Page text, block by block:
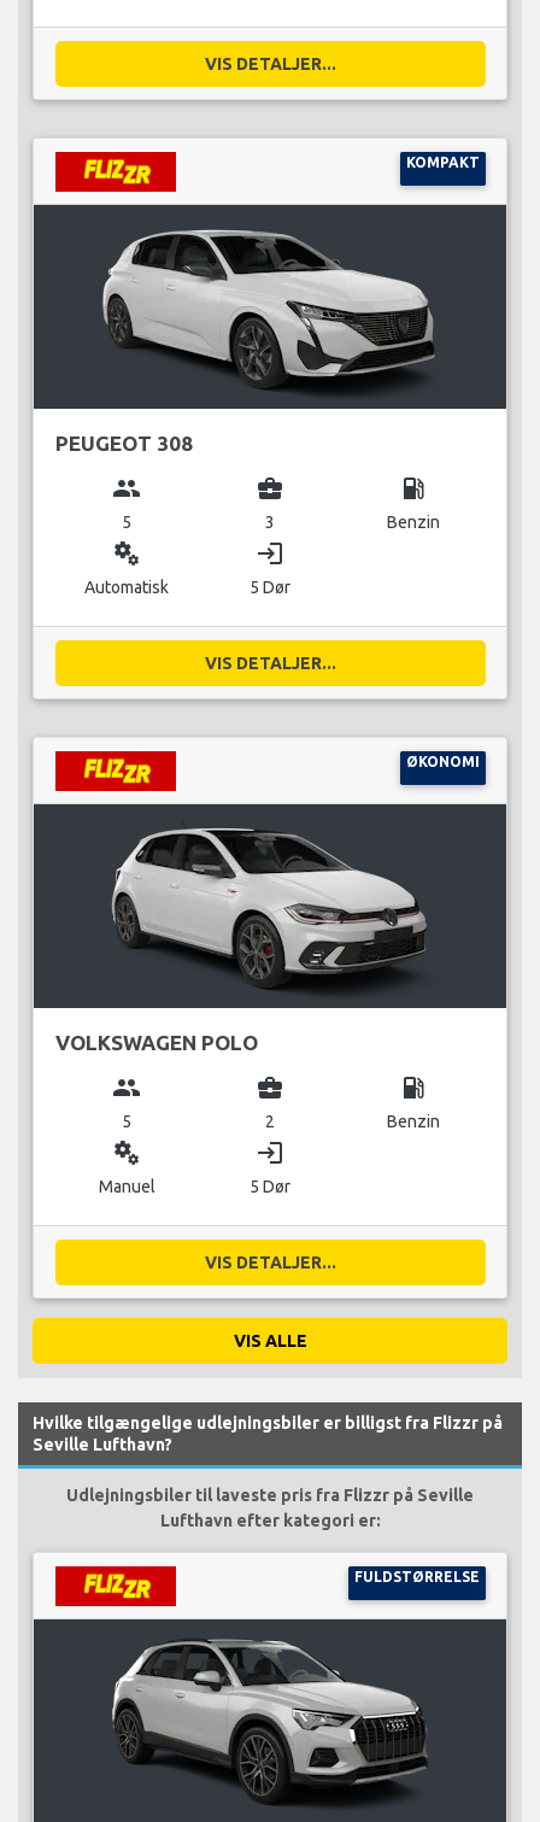
VIS DETALJER...
KOMPAKT
PEUGEOT 308
group
5
business_center
3
local_gas_station
Benzin
miscellaneous_services
Automatisk
login
5 Dør
VIS DETALJER...
ØKONOMI
VOLKSWAGEN POLO
group
5
business_center
2
local_gas_station
Benzin
miscellaneous_services
Manuel
login
5 Dør
VIS DETALJER...
VIS ALLE
Hvilke tilgængelige udlejningsbiler er billigst fra Flizzr på
Seville Lufthavn?
Udlejningsbiler til laveste pris fra Flizzr på Seville
Lufthavn efter kategori er:
FULDSTØRRELSE